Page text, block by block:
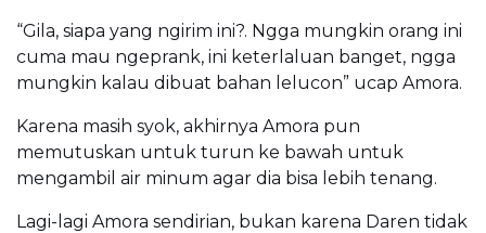
“Gila, siapa yang ngirim ini?. Ngga mungkin orang ini
cuma mau ngeprank, ini keterlaluan banget, ngga
mungkin kalau dibuat bahan lelucon” ucap Amora.
Karena masih syok, akhirnya Amora pun
memutuskan untuk turun ke bawah untuk
mengambil air minum agar dia bisa lebih tenang.
Lagi-lagi Amora sendirian, bukan karena Daren tidak